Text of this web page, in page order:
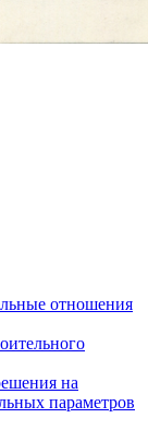
отношения
на
параметров